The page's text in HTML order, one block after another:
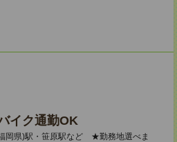
イク通勤OK
岡県)駅・笹原駅など ★勤務地選べま